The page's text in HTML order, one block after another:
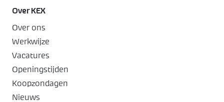
Over KEX
Over ons
Werkwijze
Vacatures
Openingstijden
Koopzondagen
Nieuws